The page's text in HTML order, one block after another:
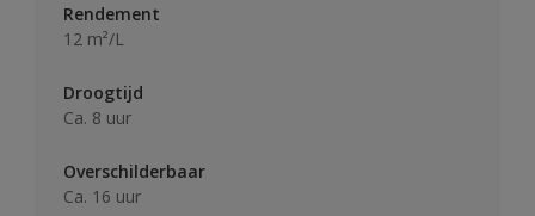
Rendement
12 m²/L
Droogtijd
Ca. 8 uur
Overschilderbaar
Ca. 16 uur